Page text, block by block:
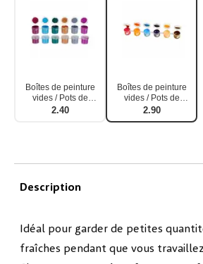
Boîtes de peinture
vides / Pots de
couleur en bande
2.40
Boîtes de peinture
vides / Pots de
couleur, bande de
2.90
Description
Idéal pour garder de petites
fraîches pendant que vous